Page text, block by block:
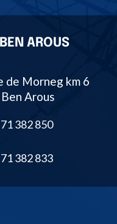
AROUS
de Morneg km 6
Arous
382 850
382 833